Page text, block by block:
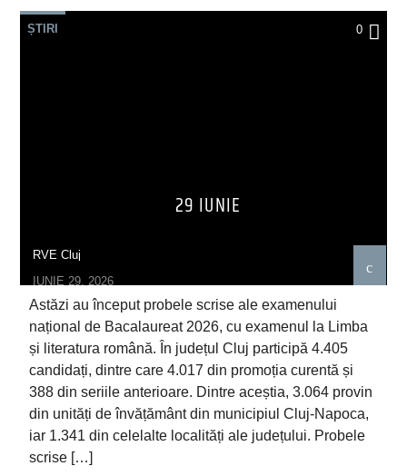
ȘTIRI 0
29 IUNIE
RVE Cluj
IUNIE 29, 2026
Astăzi au început probele scrise ale examenului
național de Bacalaureat 2026, cu examenul la Limba
și literatura română. În județul Cluj participă 4.405
candidați, dintre care 4.017 din promoția curentă și
388 din seriile anterioare. Dintre aceștia, 3.064 provin
din unități de învățământ din municipiul Cluj-Napoca,
iar 1.341 din celelalte localități ale județului. Probele
scrise […]